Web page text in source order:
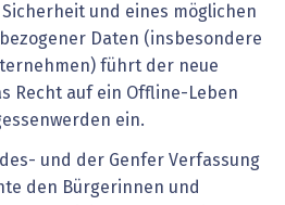
und eines möglichen
Daten (insbesondere
führt der neue
Recht auf ein Offline-Leben
ein.
und der Genfer Verfassung
den Bürgerinnen und